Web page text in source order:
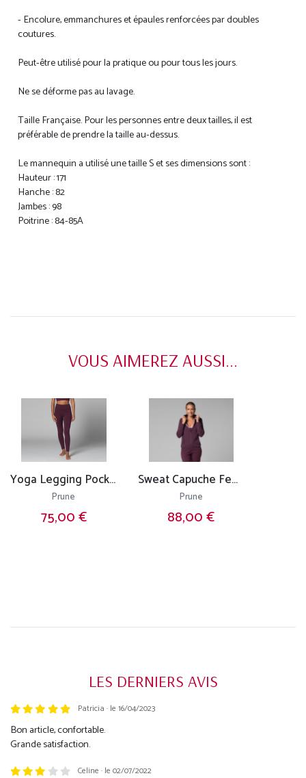
- Encolure, emmanchures et épaules renforcées par doubles
coutures.
Peut-être utilisé pour la pratique ou pour tous les jours.
Ne se déforme pas au lavage.
Taille Française. Pour les personnes entre deux tailles, il est
préférable de prendre la taille au-dessus.
Le mannequin a utilisé une taille S et ses dimensions sont :
Hauteur : 171
Hanche : 82
Jambes : 98
Poitrine : 84-85A
VOUS AIMEREZ AUSSI...
Yoga Legging Pocket - Bio
Prune
75,00 €
Sweat Capuche Femme - Bio
Prune
88,00 €
LES DERNIERS AVIS
Trustpilot Patricia · le 16/04/2023
Bon article, confortable.
Grande satisfaction.
Celine · le 02/07/2022